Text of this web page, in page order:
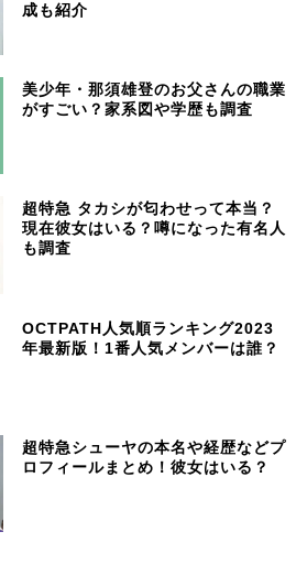
成も紹介
美少年・那須雄登のお父さんの職業
がすごい？家系図や学歴も調査
超特急 タカシが匂わせって本当？
現在彼女はいる？噂になった有名人
も調査
OCTPATH人気順ランキング2023
年最新版！1番人気メンバーは誰？
超特急シューヤの本名や経歴などプ
ロフィールまとめ！彼女はいる？